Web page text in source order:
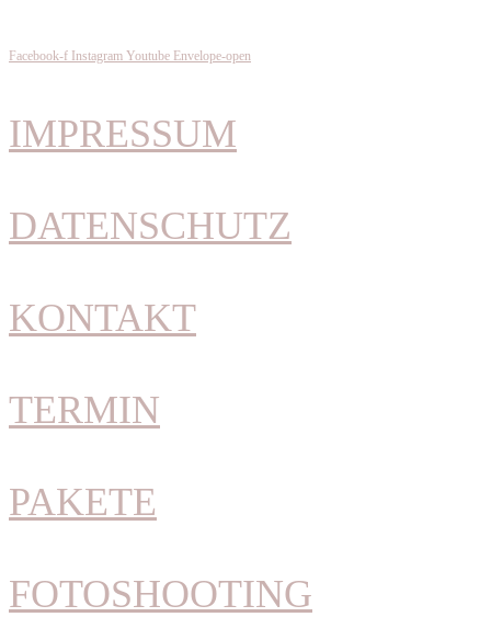
Facebook-f Instagram Youtube Envelope-open
IMPRESSUM
DATENSCHUTZ
KONTAKT
TERMIN
PAKETE
FOTOSHOOTING